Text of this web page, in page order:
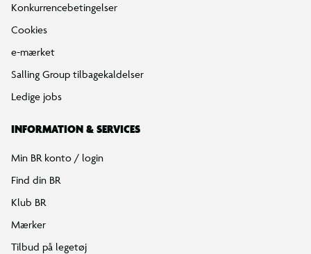
Konkurrencebetingelser
Cookies
e-mærket
Salling Group tilbagekaldelser
Ledige jobs
INFORMATION & SERVICES
Min BR konto / login
Find din BR
Klub BR
Mærker
Tilbud på legetøj